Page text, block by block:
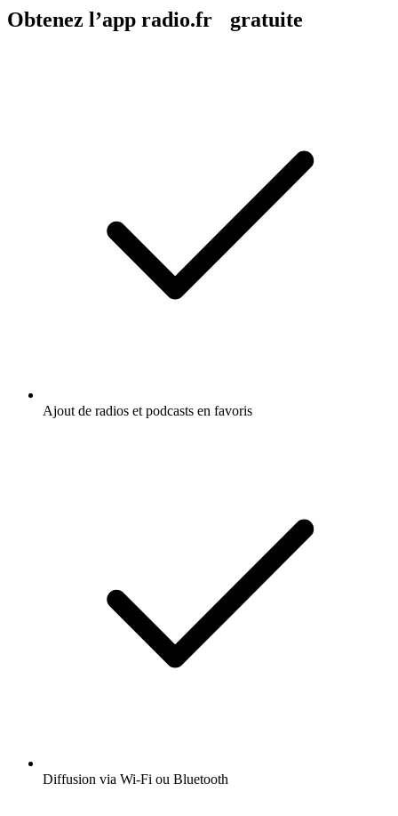
Obtenez l’app radio.fr gratuite
Ajout de radios et podcasts en favoris
Diffusion via Wi-Fi ou Bluetooth